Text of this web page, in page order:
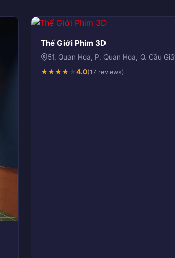
Thế Giới Phim 3D
51, Quan Hoa, P. Quan Hoa, Q. Cầu
★★★★★4.0(17 reviews)